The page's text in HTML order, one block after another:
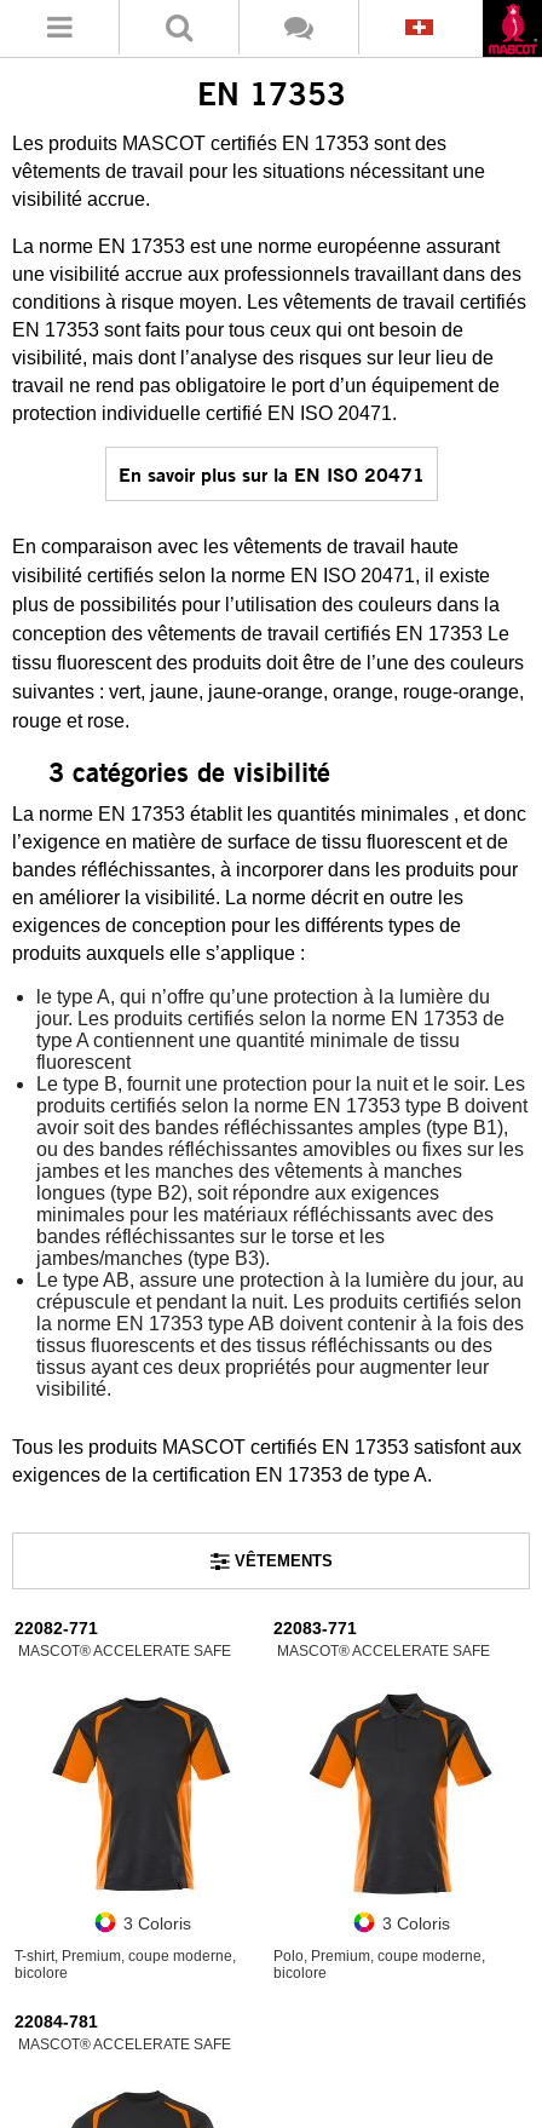
EN 17353
Les produits MASCOT certifiés EN 17353 sont des
vêtements de travail pour les situations nécessitant une
visibilité accrue.
La norme EN 17353 est une norme européenne assurant
une visibilité accrue aux professionnels travaillant dans des
conditions à risque moyen. Les vêtements de travail certifiés
EN 17353 sont faits pour tous ceux qui ont besoin de
visibilité, mais dont l’analyse des risques sur leur lieu de
travail ne rend pas obligatoire le port d’un équipement de
protection individuelle certifié EN ISO 20471.
En savoir plus sur la EN ISO 20471
En comparaison avec les vêtements de travail haute
visibilité certifiés selon la norme EN ISO 20471, il existe
plus de possibilités pour l’utilisation des couleurs dans la
conception des vêtements de travail certifiés EN 17353 Le
tissu fluorescent des produits doit être de l’une des couleurs
suivantes : vert, jaune, jaune-orange, orange, rouge-orange,
rouge et rose.
3 catégories de visibilité
La norme EN 17353 établit les quantités minimales , et donc
l’exigence en matière de surface de tissu fluorescent et de
bandes réfléchissantes, à incorporer dans les produits pour
en améliorer la visibilité. La norme décrit en outre les
exigences de conception pour les différents types de
produits auxquels elle s’applique :
le type A, qui n’offre qu’une protection à la lumière du
jour. Les produits certifiés selon la norme EN 17353 de
type A contiennent une quantité minimale de tissu
fluorescent
Le type B, fournit une protection pour la nuit et le soir. Les
produits certifiés selon la norme EN 17353 type B doivent
avoir soit des bandes réfléchissantes amples (type B1),
ou des bandes réfléchissantes amovibles ou fixes sur les
jambes et les manches des vêtements à manches
longues (type B2), soit répondre aux exigences
minimales pour les matériaux réfléchissants avec des
bandes réfléchissantes sur le torse et les
jambes/manches (type B3).
Le type AB, assure une protection à la lumière du jour, au
crépuscule et pendant la nuit. Les produits certifiés selon
la norme EN 17353 type AB doivent contenir à la fois des
tissus fluorescents et des tissus réfléchissants ou des
tissus ayant ces deux propriétés pour augmenter leur
visibilité.
Tous les produits MASCOT certifiés EN 17353 satisfont aux
exigences de la certification EN 17353 de type A.
VÊTEMENTS
22082-771
MASCOT® ACCELERATE SAFE
3 Coloris
T-shirt, Premium, coupe moderne,
bicolore
22083-771
MASCOT® ACCELERATE SAFE
3 Coloris
Polo, Premium, coupe moderne,
bicolore
22084-781
MASCOT® ACCELERATE SAFE